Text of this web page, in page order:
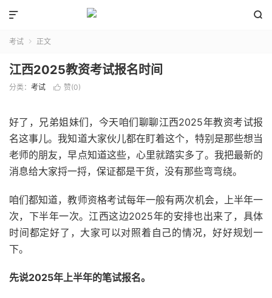


考试  正文
江西2025教资考试报名时间
分类： 考试  赞(0)
好了，兄弟姐妹们，今天咱们聊聊江西2025年教资考试报
名这事儿。我知道大家伙儿都在盯着这个，特别是那些想当
老师的朋友，早点知道这些，心里就踏实多了。我把最新的
消息给大家捋一捋，保证都是干货，没有那些弯弯绕。
咱们都知道，教师资格考试每年一般有两次机会，上半年一
次，下半年一次。江西这边2025年的安排也出来了，具体
时间都定好了，大家可以对照着自己的情况，好好规划一
下。
先说2025年上半年的笔试报名。